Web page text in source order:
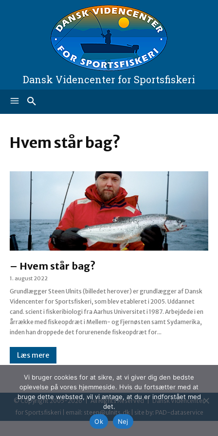
Dansk Videncenter for Sportsfiskeri
Hvem står bag?
– Hvem står bag?
1. august 2022
Grundlægger Steen Ulnits (billedet herover) er grundlægger af Dansk
Videncenter for Sportsfiskeri, som blev etableret i 2005. Uddannet
cand. scient i fiskeribiologi fra Aarhus Universitet i 1987. Arbejdede i en
årrække med fiskeopdræt i Mellem- og Fjernøsten samt Sydamerika,
inden han droppede det forurenende fiskeopdræt for...
Læs mere
© Copyright 2005-2026 | All Rights Reserved | Dansk Videncenter
for Sportsfiskeri | email: steen@ulnits.dk | site by: PAD-dataservice
Vi bruger cookies for at sikre, at vi giver dig den bedste
oplevelse på vores hjemmeside. Hvis du fortsætter med at
bruge dette websted, vil vi antage, at du er indforstået med
det.
Ok
Nej